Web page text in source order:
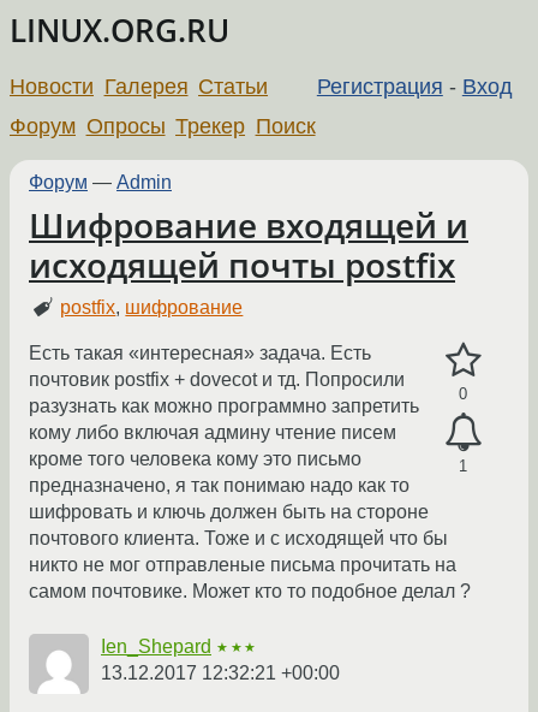
LINUX.ORG.RU
Регистрация - Вход
Новости Галерея Статьи
Форум Опросы Трекер Поиск
Форум — Admin
Шифрование входящей и
исходящей почты postfix
postfix, шифрование
0
1
Есть такая «интересная» задача. Есть
почтовик postfix + dovecot и тд. Попросили
разузнать как можно программно запретить
кому либо включая админу чтение писем
кроме того человека кому это письмо
предназначено, я так понимаю надо как то
шифровать и ключь должен быть на стороне
почтового клиента. Тоже и с исходящей что бы
никто не мог отправленые письма прочитать на
самом почтовике. Может кто то подобное делал ?
Ien_Shepard ★★★
13.12.2017 12:32:21 +00:00